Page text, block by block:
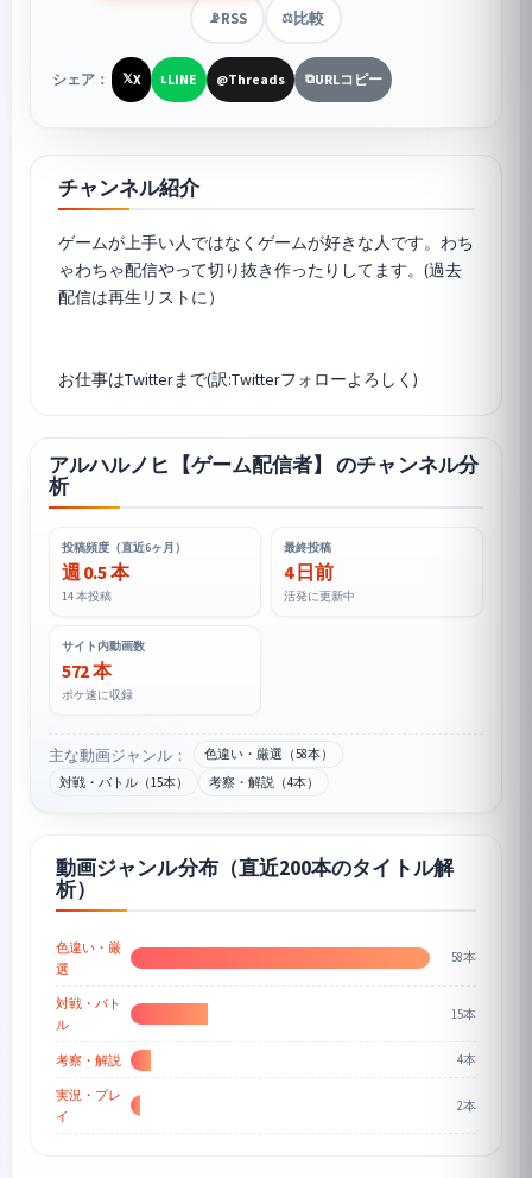
📡RSS ⚖️比較
シェア： 𝕏X LLINE @Threads ⧉URLコピー
チャンネル紹介
ゲームが上手い人ではなくゲームが好きな人です。わち
ゃわちゃ配信やって切り抜き作ったりしてます。(過去
配信は再生リストに）
アルハルノヒ【ゲーム配信者】 のチャンネル分
析
投稿頻度（直近6ヶ月）
週 0.5 本
14 本投稿
最終投稿
4 日前
活発に更新中
サイト内動画数
572 本
ポケ速に収録
主な動画ジャンル：
色違い・厳選（58本）
対戦・バトル（15本）
考察・解説（4本）
動画ジャンル分布（直近200本のタイトル解
析）
色違い・厳
選
58本
対戦・バト
ル
15本
考察・解説 4本
実況・プレ
イ
2本